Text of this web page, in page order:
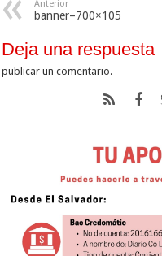
Anterior
banner–700×105
Deja una respuesta
publicar un comentario.